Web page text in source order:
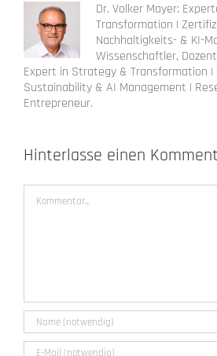
Dr. Volker Mayer:
Transformation |
Nachhaltigkeits- & KI-
Wissenschaftler,
Expert in Strategy & Transformation |
Sustainability & AI Management |
Entrepreneur.
Hinterlasse einen